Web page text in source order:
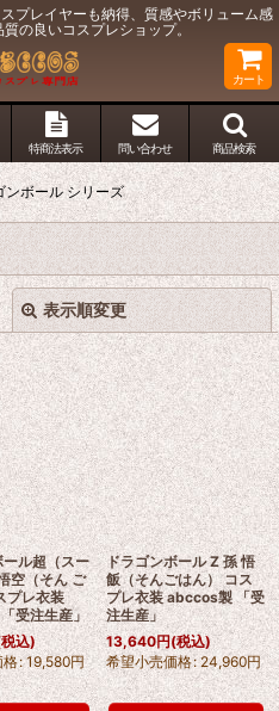
プレイヤーも納得、質感やボリューム感
の良いコスプレショップ。
カート
特商法表示 問い合わせ 商品検索
ンボール シリーズ
表示順変更
込む
閉じる
ル超（スー
空（そん ご
プレ衣装
受注生産」
込)
格: 19,580円
ドラゴンボール Z 孫 悟
飯（そんごはん） コス
プレ衣装 abccos製 「受
注生産」
13,640円(税込)
希望小売価格: 24,960円